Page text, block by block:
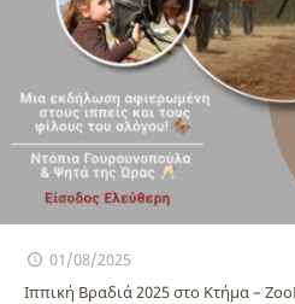
01/08/2025
Ιππική Βραδιά 2025 στο Κτήμα –